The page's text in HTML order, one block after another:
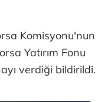
Komisyonu'nun
Yatırım Fonu
verdiği bildirildi.